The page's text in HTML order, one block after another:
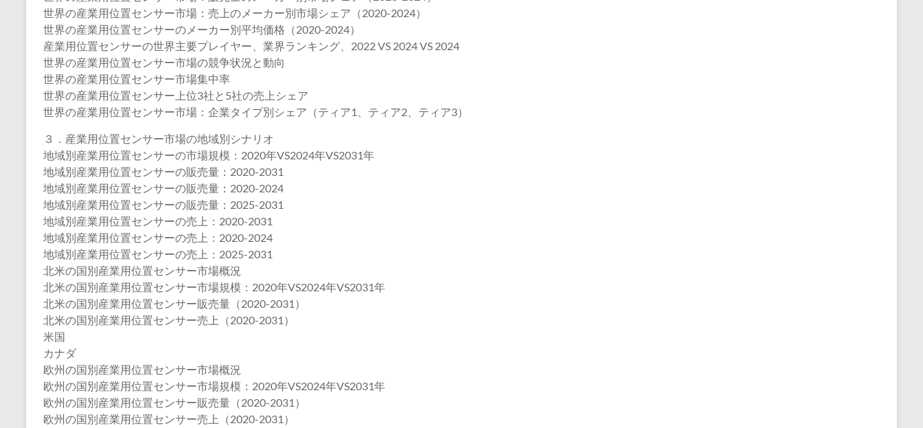
世界の産業用位置センサー市場：売上のメーカー別市場シェア（2020-2024）
世界の産業用位置センサーのメーカー別平均価格（2020-2024）
産業用位置センサーの世界主要プレイヤー、業界ランキング、2022 VS 2024 VS 2024
世界の産業用位置センサー市場の競争状況と動向
世界の産業用位置センサー市場集中率
世界の産業用位置センサー上位3社と5社の売上シェア
世界の産業用位置センサー市場：企業タイプ別シェア（ティア1、ティア2、ティア3）
３．産業用位置センサー市場の地域別シナリオ
地域別産業用位置センサーの市場規模：2020年VS2024年VS2031年
地域別産業用位置センサーの販売量：2020-2031
地域別産業用位置センサーの販売量：2020-2024
地域別産業用位置センサーの販売量：2025-2031
地域別産業用位置センサーの売上：2020-2031
地域別産業用位置センサーの売上：2020-2024
地域別産業用位置センサーの売上：2025-2031
北米の国別産業用位置センサー市場概況
北米の国別産業用位置センサー市場規模：2020年VS2024年VS2031年
北米の国別産業用位置センサー販売量（2020-2031）
北米の国別産業用位置センサー売上（2020-2031）
米国
カナダ
欧州の国別産業用位置センサー市場概況
欧州の国別産業用位置センサー市場規模：2020年VS2024年VS2031年
欧州の国別産業用位置センサー販売量（2020-2031）
欧州の国別産業用位置センサー売上（2020-2031）